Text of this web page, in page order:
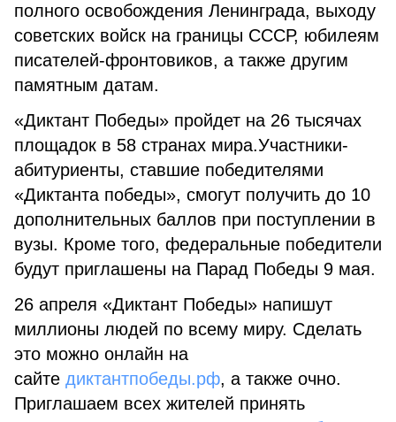
полного освобождения Ленинграда, выходу
советских войск на границы СССР, юбилеям
писателей-фронтовиков, а также другим
памятным датам.
«Диктант Победы» пройдет на 26 тысячах
площадок в 58 странах мира.Участники-
абитуриенты, ставшие победителями
«Диктанта победы», смогут получить до 10
дополнительных баллов при поступлении в
вузы. Кроме того, федеральные победители
будут приглашены на Парад Победы 9 мая.
26 апреля «Диктант Победы» напишут
миллионы людей по всему миру. Сделать
это можно онлайн на
сайте диктантпобеды.рф, а также очно.
Приглашаем всех жителей принять